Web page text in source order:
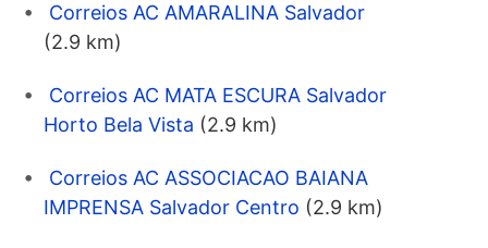
Correios AC AMARALINA Salvador
(2.9 km)
Correios AC MATA ESCURA Salvador
Horto Bela Vista (2.9 km)
Correios AC ASSOCIACAO BAIANA
IMPRENSA Salvador Centro (2.9 km)